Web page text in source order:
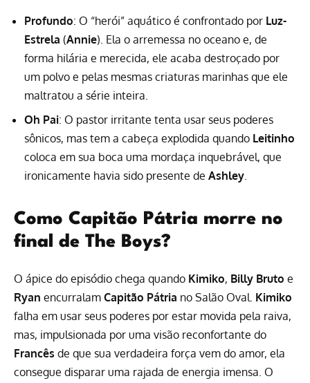
Profundo: O “herói” aquático é confrontado por Luz-
Estrela (Annie). Ela o arremessa no oceano e, de
forma hilária e merecida, ele acaba destroçado por
um polvo e pelas mesmas criaturas marinhas que ele
maltratou a série inteira.
Oh Pai: O pastor irritante tenta usar seus poderes
sônicos, mas tem a cabeça explodida quando Leitinho
coloca em sua boca uma mordaça inquebrável, que
ironicamente havia sido presente de Ashley.
Como Capitão Pátria morre no
final de The Boys?
O ápice do episódio chega quando Kimiko, Billy Bruto e
Ryan encurralam Capitão Pátria no Salão Oval. Kimiko
falha em usar seus poderes por estar movida pela raiva,
mas, impulsionada por uma visão reconfortante do
Francês de que sua verdadeira força vem do amor, ela
consegue disparar uma rajada de energia imensa. O